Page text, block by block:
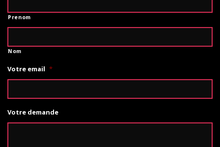
Prenom
Nom
Votre email *
Votre demande